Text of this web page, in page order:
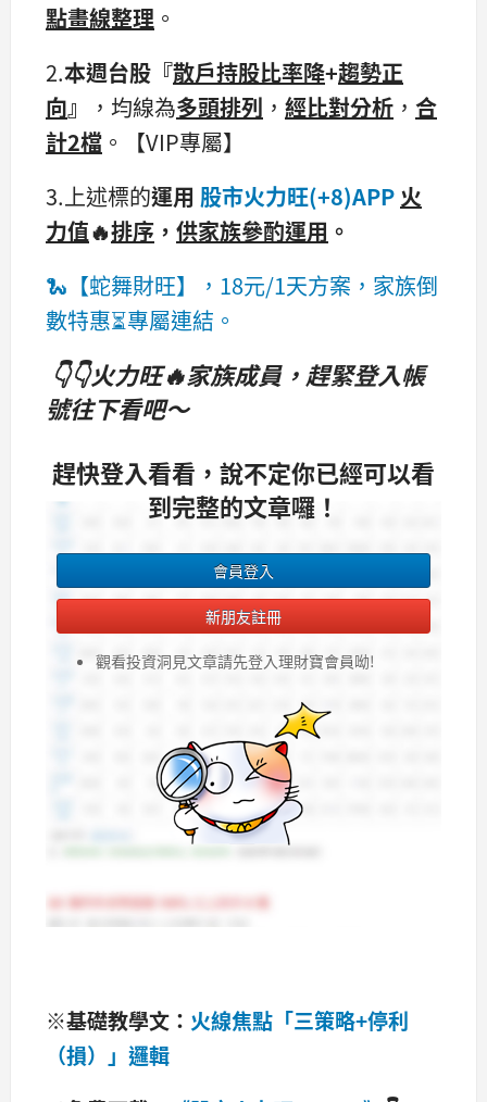
點畫線整理 。
2.本週台股『散戶持股比率降+趨勢正
向』 ，均線為多頭排列 ， 經比對分析 ， 合
計2檔 。【VIP專屬】
3.上述標的運用 股市火力旺(+8)APP 火
力值🔥排序 ， 供家族參酌運用 。
🐍【蛇舞財旺】，18元/1天方案，家族倒
數特惠⏳專屬連結。
👇👇火力旺🔥家族成員，趕緊登入帳
號往下看吧～
趕快登入看看，說不定你已經可以看
到完整的文章囉！
會員登入
新朋友註冊
觀看投資洞見文章請先登入理財寶會員呦!
※基礎教學文： 火線焦點「三策略+停利
（損）」邏輯